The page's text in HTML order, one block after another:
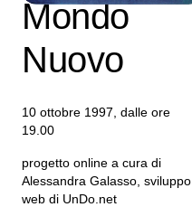
Mondo
Nuovo
10 ottobre 1997, dalle ore
19.00
progetto online a cura di
Alessandra Galasso, sviluppo
web di UnDo.net